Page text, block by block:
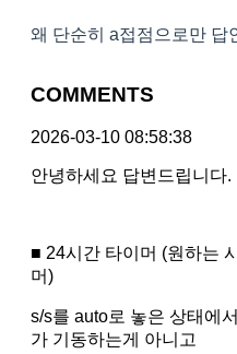
왜 단순히 a접점으로만 답
COMMENTS
2026-03-10 08:58:38
안녕하세요 답변드립니다.
■ 24시간 타이머 (원하는
머)
s/s를 auto로 놓은 상태에
가 기동하는게 아니고